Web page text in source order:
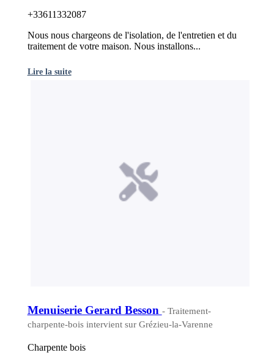
+33611332087
Nous nous chargeons de l'isolation, de l'entretien et du
traitement de votre maison. Nous installons...
Lire la suite
Menuiserie Gerard Besson - Traitement-
charpente-bois intervient sur Grézieu-la-Varenne
Charpente bois